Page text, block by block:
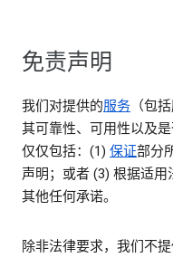
免责声明
我们对提供的服务 （包
其可靠性、可用性以及
仅仅包括：(1) 保证部分
声明；或者 (3) 根据适
其他任何承诺。
除非法律要求，我们不